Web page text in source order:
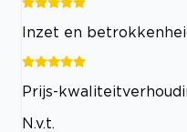
Inzet en
Prijs-
N.v.t.